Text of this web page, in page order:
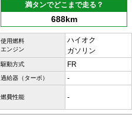
満タンでどこまで走る？
688km
使用燃料
エンジン
ハイオク
ガソリン
駆動方式 FR
過給器（ターボ） -
燃費性能 -